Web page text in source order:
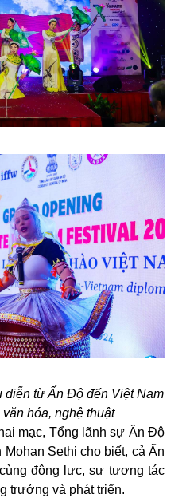
diễn từ Ấn Độ đến Việt Nam
hóa, nghệ thuật
mạc, Tổng lãnh sự Ấn Độ
Mohan Sethi cho biết, cả Ấn
động lực, sự tương tác
trưởng và phát triển.